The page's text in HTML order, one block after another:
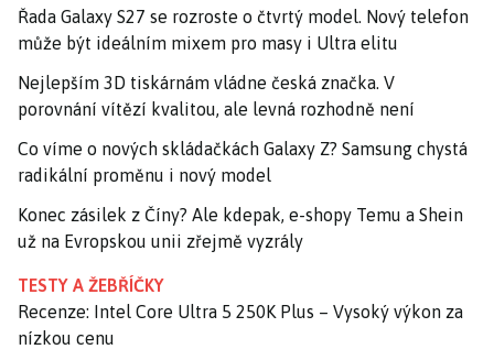
Řada Galaxy S27 se rozroste o čtvrtý model. Nový telefon
může být ideálním mixem pro masy i Ultra elitu
Nejlepším 3D tiskárnám vládne česká značka. V
porovnání vítězí kvalitou, ale levná rozhodně není
Co víme o nových skládačkách Galaxy Z? Samsung chystá
radikální proměnu i nový model
Konec zásilek z Číny? Ale kdepak, e-shopy Temu a Shein
už na Evropskou unii zřejmě vyzrály
TESTY A ŽEBŘÍČKY
Recenze: Intel Core Ultra 5 250K Plus – Vysoký výkon za
nízkou cenu